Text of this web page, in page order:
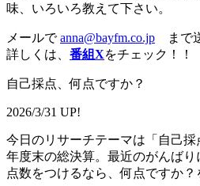
味、いろいろ教えて下さい。
メールでanna@bayfm.co.jp まで
詳しくは、 番組Xをチェック！！
自己採点、何点ですか？
2026/3/31 UP!
今日のリサーチテーマは「自己採
年度末の総決算。最近のがんばり
点数をつけるなら、何点ですか